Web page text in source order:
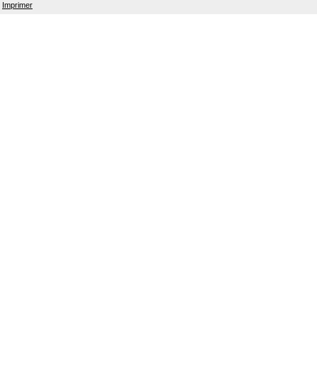
Imprimer